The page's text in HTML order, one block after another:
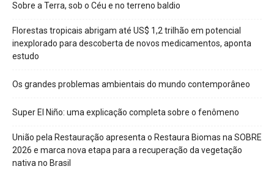
Sobre a Terra, sob o Céu e no terreno baldio
Florestas tropicais abrigam até US$ 1,2 trilhão em potencial
inexplorado para descoberta de novos medicamentos, aponta
estudo
Os grandes problemas ambientais do mundo contemporâneo
Super El Niño: uma explicação completa sobre o fenômeno
União pela Restauração apresenta o Restaura Biomas na SOBRE
2026 e marca nova etapa para a recuperação da vegetação
nativa no Brasil